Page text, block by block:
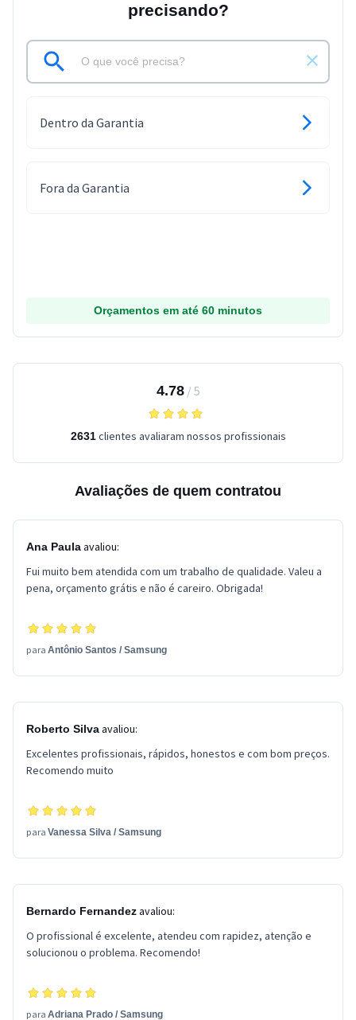
precisando?
Dentro da Garantia
Fora da Garantia
Orçamentos em até 60 minutos
4.78/ 5
2631clientes avaliaram nossos profissionais
Avaliações de quem contratou
Ana Paulaavaliou:
Fui muito bem atendida com um trabalho de qualidade. Valeu a
pena, orçamento grátis e não é careiro. Obrigada!
para Antônio Santos / Samsung
Roberto Silvaavaliou:
Excelentes profissionais, rápidos, honestos e com bom preços.
Recomendo muito
para Vanessa Silva / Samsung
Bernardo Fernandezavaliou:
O profissional é excelente, atendeu com rapidez, atenção e
solucionou o problema. Recomendo!
para Adriana Prado / Samsung